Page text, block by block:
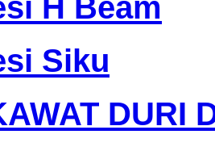
H Beam
Siku
DURI